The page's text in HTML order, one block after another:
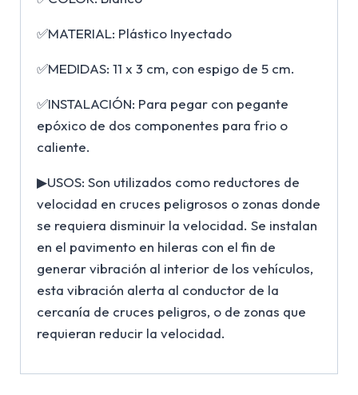
✅MATERIAL: Plástico Inyectado
✅MEDIDAS: 11 x 3 cm, con espigo de 5 cm.
✅INSTALACIÓN: Para pegar con pegante
epóxico de dos componentes para frio o
caliente.
▶USOS: Son utilizados como reductores de
velocidad en cruces peligrosos o zonas donde
se requiera disminuir la velocidad. Se instalan
en el pavimento en hileras con el fin de
generar vibración al interior de los vehículos,
esta vibración alerta al conductor de la
cercanía de cruces peligros, o de zonas que
requieran reducir la velocidad.